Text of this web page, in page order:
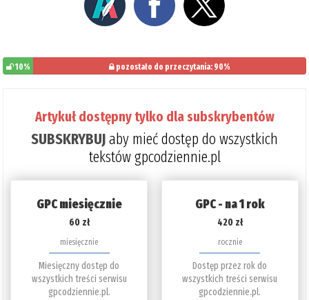
10% pozostało do przeczytania: 90%
Artykuł dostępny tylko dla subskrybentów
SUBSKRYBUJaby mieć dostęp do wszystkich
tekstów gpcodziennie.pl
GPC miesięcznie
60 zł
miesięcznie
Miesięczny dostęp do
wszystkich treści serwisu
gpcodziennie.pl.
GPC - na 1 rok
420 zł
rocznie
Dostęp przez rok do
wszystkich treści serwisu
gpcodziennie.pl.